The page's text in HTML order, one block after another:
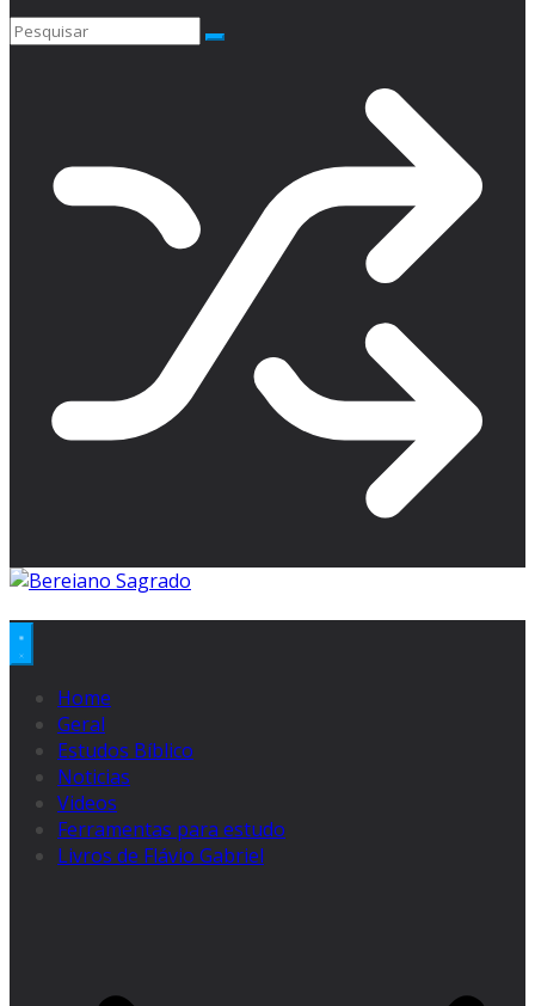
Home
Geral
Estudos Bíblico
Noticias
Videos
Ferramentas para estudo
Livros de Flávio Gabriel